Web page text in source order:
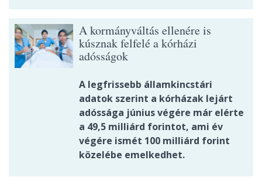
A kormányváltás ellenére is
kúsznak felfelé a kórházi
adósságok
A legfrissebb államkincstári
adatok szerint a kórházak lejárt
adóssága június végére már elérte
a 49,5 milliárd forintot, ami év
végére ismét 100 milliárd forint
közelébe emelkedhet.